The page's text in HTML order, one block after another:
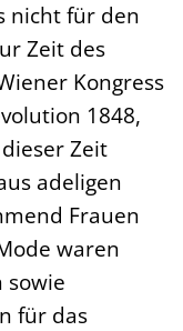
nicht für den
Zeit des
Kongress
1848,
Zeit
adeligen
Frauen
waren
sowie
für das